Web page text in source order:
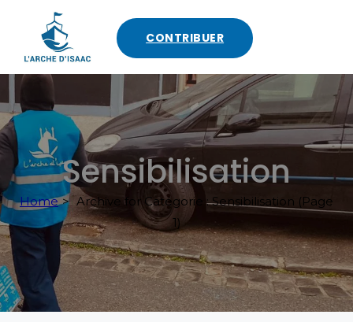
CONTRIBUER
Sensibilisation
Home > Archive for Catégorie :Sensibilisation (Page
1)